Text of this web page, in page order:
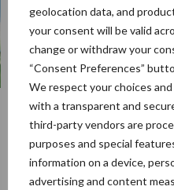
geolocation data, and
your consent will be valid
change or withdraw your
“Consent Preferences”
We respect your choices
with a transparent and
third-party vendors are
purposes and special
information on a device,
advertising and content
Van onze partner
Als sulfaten
doen ze dan in het